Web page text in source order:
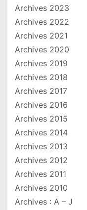
Archives 2023
Archives 2022
Archives 2021
Archives 2020
Archives 2019
Archives 2018
Archives 2017
Archives 2016
Archives 2015
Archives 2014
Archives 2013
Archives 2012
Archives 2011
Archives 2010
Archives : A – J